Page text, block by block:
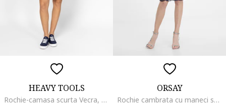
HEAVY TOOLS
Rochie-camasa scurta Vecra, Alb/Rosu vermillion/Bleumarin
ORSAY
Rochie cambrata cu maneci scurte, Bleumarin